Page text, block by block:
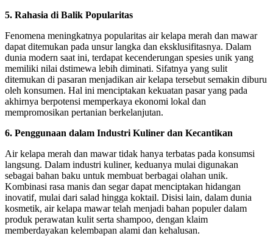
5. Rahasia di Balik Popularitas
Fenomena meningkatnya popularitas air kelapa merah dan mawar
dapat ditemukan pada unsur langka dan eksklusifitasnya. Dalam
dunia modern saat ini, terdapat kecenderungan spesies unik yang
memiliki nilai dstimewa lebih diminati. Sifatnya yang sulit
ditemukan di pasaran menjadikan air kelapa tersebut semakin diburu
oleh konsumen. Hal ini menciptakan kekuatan pasar yang pada
akhirnya berpotensi memperkaya ekonomi lokal dan
mempromosikan pertanian berkelanjutan.
6. Penggunaan dalam Industri Kuliner dan Kecantikan
Air kelapa merah dan mawar tidak hanya terbatas pada konsumsi
langsung. Dalam industri kuliner, keduanya mulai digunakan
sebagai bahan baku untuk membuat berbagai olahan unik.
Kombinasi rasa manis dan segar dapat menciptakan hidangan
inovatif, mulai dari salad hingga koktail. Disisi lain, dalam dunia
kosmetik, air kelapa mawar telah menjadi bahan populer dalam
produk perawatan kulit serta shampoo, dengan klaim
memberdayakan kelembapan alami dan kehalusan.